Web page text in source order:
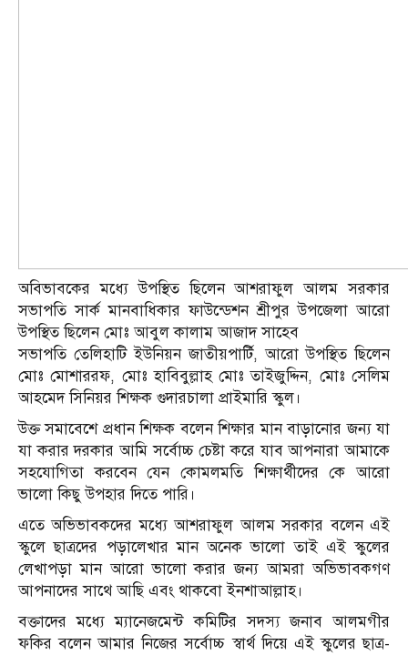
অবিভাবকের মধ্যে উপস্থিত ছিলেন আশরাফুল আলম সরকার
সভাপতি সার্ক মানবাধিকার ফাউন্ডেশন শ্রীপুর উপজেলা আরো
উপস্থিত ছিলেন মোঃ আবুল কালাম আজাদ সাহেব
সভাপতি তেলিহাটি ইউনিয়ন জাতীয়পার্টি, আরো উপস্থিত ছিলেন
মোঃ মোশাররফ, মোঃ হাবিবুল্লাহ মোঃ তাইজুদ্দিন, মোঃ সেলিম
আহমেদ সিনিয়র শিক্ষক গুদারচালা প্রাইমারি স্কুল।
উক্ত সমাবেশে প্রধান শিক্ষক বলেন শিক্ষার মান বাড়ানোর জন্য যা
যা করার দরকার আমি সর্বোচ্চ চেষ্টা করে যাব আপনারা আমাকে
সহযোগিতা করবেন যেন কোমলমতি শিক্ষার্থীদের কে আরো
ভালো কিছু উপহার দিতে পারি।
এতে অভিভাবকদের মধ্যে আশরাফুল আলম সরকার বলেন এই
স্কুলে ছাত্রদের পড়ালেখার মান অনেক ভালো তাই এই স্কুলের
লেখাপড়া মান আরো ভালো করার জন্য আমরা অভিভাবকগণ
আপনাদের সাথে আছি এবং থাকবো ইনশাআল্লাহ।
বক্তাদের মধ্যে ম্যানেজমেন্ট কমিটির সদস্য জনাব আলমগীর
ফকির বলেন আমার নিজের সর্বোচ্চ স্বার্থ দিয়ে এই স্কুলের ছাত্র-